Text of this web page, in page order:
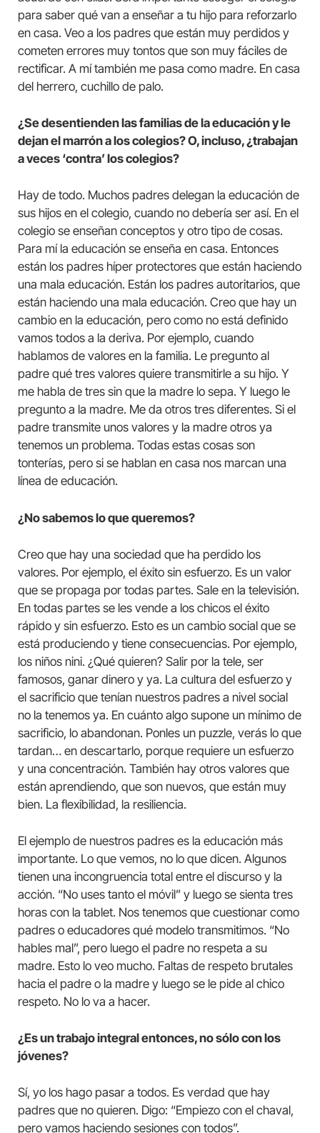
para saber qué van a enseñar a tu hijo para reforzarlo
en casa. Veo a los padres que están muy perdidos y
cometen errores muy tontos que son muy fáciles de
rectificar. A mí también me pasa como madre. En casa
del herrero, cuchillo de palo.
¿Se desentienden las familias de la educación y le
dejan el marrón a los colegios? O, incluso, ¿trabajan
a veces ‘contra’ los colegios?
Hay de todo. Muchos padres delegan la educación de
sus hijos en el colegio, cuando no debería ser así. En el
colegio se enseñan conceptos y otro tipo de cosas.
Para mí la educación se enseña en casa. Entonces
están los padres híper protectores que están haciendo
una mala educación. Están los padres autoritarios, que
están haciendo una mala educación. Creo que hay un
cambio en la educación, pero como no está definido
vamos todos a la deriva. Por ejemplo, cuando
hablamos de valores en la familia. Le pregunto al
padre qué tres valores quiere transmitirle a su hijo. Y
me habla de tres sin que la madre lo sepa. Y luego le
pregunto a la madre. Me da otros tres diferentes. Si el
padre transmite unos valores y la madre otros ya
tenemos un problema. Todas estas cosas son
tonterías, pero si se hablan en casa nos marcan una
línea de educación.
¿No sabemos lo que queremos?
Creo que hay una sociedad que ha perdido los
valores. Por ejemplo, el éxito sin esfuerzo. Es un valor
que se propaga por todas partes. Sale en la televisión.
En todas partes se les vende a los chicos el éxito
rápido y sin esfuerzo. Esto es un cambio social que se
está produciendo y tiene consecuencias. Por ejemplo,
los niños nini. ¿Qué quieren? Salir por la tele, ser
famosos, ganar dinero y ya. La cultura del esfuerzo y
el sacrificio que tenían nuestros padres a nivel social
no la tenemos ya. En cuánto algo supone un mínimo de
sacrificio, lo abandonan. Ponles un puzzle, verás lo que
tardan… en descartarlo, porque requiere un esfuerzo
y una concentración. También hay otros valores que
están aprendiendo, que son nuevos, que están muy
bien. La flexibilidad, la resiliencia.
El ejemplo de nuestros padres es la educación más
importante. Lo que vemos, no lo que dicen. Algunos
tienen una incongruencia total entre el discurso y la
acción. “No uses tanto el móvil” y luego se sienta tres
horas con la tablet. Nos tenemos que cuestionar como
padres o educadores qué modelo transmitimos. “No
hables mal”, pero luego el padre no respeta a su
madre. Esto lo veo mucho. Faltas de respeto brutales
hacia el padre o la madre y luego se le pide al chico
respeto. No lo va a hacer.
¿Es un trabajo integral entonces, no sólo con los
jóvenes?
Sí, yo los hago pasar a todos. Es verdad que hay
padres que no quieren. Digo: “Empiezo con el chaval,
pero vamos haciendo sesiones con todos”.